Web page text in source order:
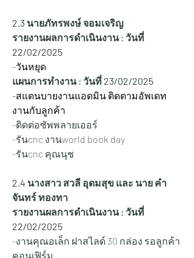
2.3 นายภัทรพงษ์ จอมเจริญ
รายงานผลการดำเนินงาน : วันที่
22/02/2025
-วันหยุด
แผนการทำงาน : วันที่ 23/02/2025
-สแตนบายงานแอดมิน ติดตามอัพเดท
งานกับลูกค้า
-ติดต่อซัพพลายเออร์
-รันcnc งานworld book day
-รันcnc คุณนุช
2.4 นางสาว สวลี อุดมสุข และ นาย คำ
จันทร์ ทองทา
รายงานผลการดำเนินงาน : วันที่
22/02/2025
-งานคุณอเล็ก ฝาสไลด์ 30 กล่อง รอลูกค้า
คอนเฟิร์ม